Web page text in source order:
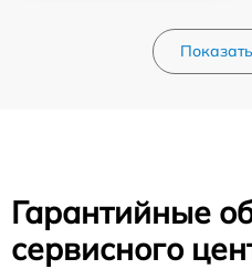
Гарантийные
сервисного